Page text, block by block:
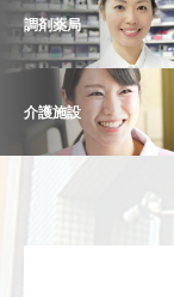
調剤薬局
介護施設